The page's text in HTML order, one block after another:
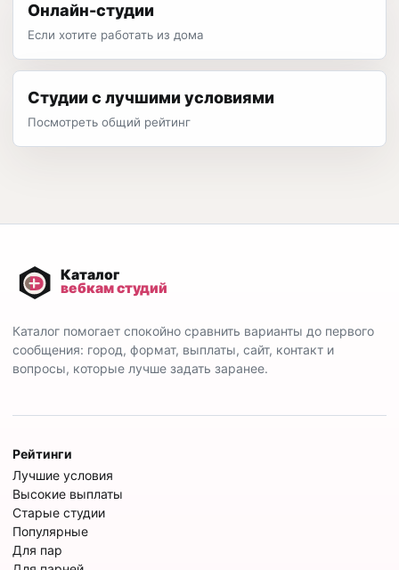
Онлайн-студии
Если хотите работать из дома
Студии с лучшими условиями
Посмотреть общий рейтинг
Каталог помогает спокойно сравнить варианты до первого
сообщения: город, формат, выплаты, сайт, контакт и
вопросы, которые лучше задать заранее.
Рейтинги
Лучшие условия
Высокие выплаты
Старые студии
Популярные
Для пар